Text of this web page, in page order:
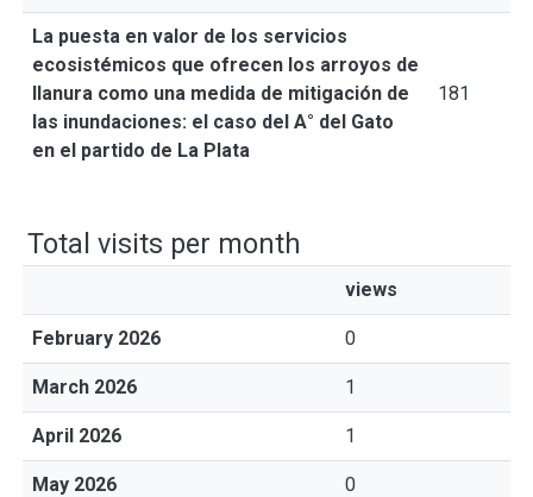
La puesta en valor de los servicios
ecosistémicos que ofrecen los arroyos de
llanura como una medida de mitigación de
las inundaciones: el caso del A° del Gato
en el partido de La Plata
181
Total visits per month
views
February 2026 0
March 2026 1
April 2026 1
May 2026 0